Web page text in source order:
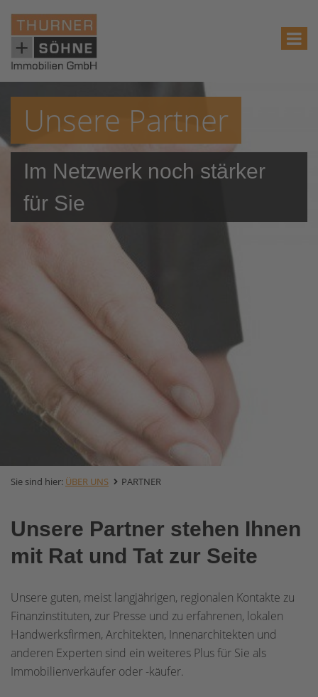
Unsere Partner
Im Netzwerk noch stärker
für Sie
Sie sind hier: ÜBER UNS PARTNER
Unsere Partner stehen Ihnen
mit Rat und Tat zur Seite
Unsere guten, meist langjährigen, regionalen Kontakte zu
Finanzinstituten, zur Presse und zu erfahrenen, lokalen
Handwerksfirmen, Architekten, Innenarchitekten und
anderen Experten sind ein weiteres Plus für Sie als
Immobilienverkäufer oder -käufer.